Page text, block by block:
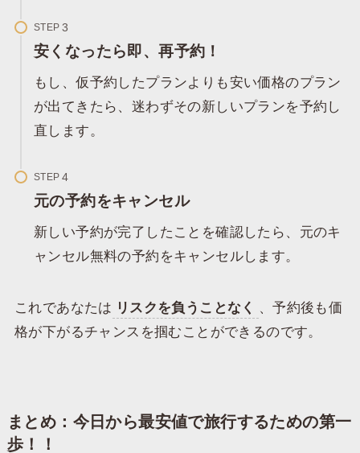
STEP
安くなったら即、再予約！
もし、仮予約したプランよりも安い価格のプラン
が出てきたら、迷わずその新しいプランを予約し
直します。
STEP
元の予約をキャンセル
新しい予約が完了したことを確認したら、元のキ
ャンセル無料の予約をキャンセルします。
これであなたは リスクを負うことなく
、予約後も価
格が下がるチャンスを掴むことができるのです。
まとめ：今日から最安値で旅行するための第一
歩！！